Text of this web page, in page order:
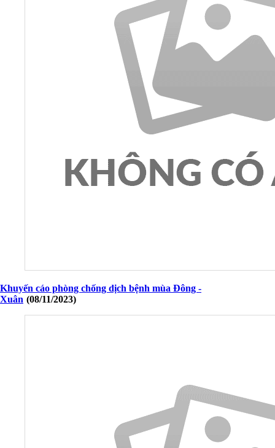
Khuyến cáo phòng chống dịch bệnh mùa Đông -
Xuân (08/11/2023)